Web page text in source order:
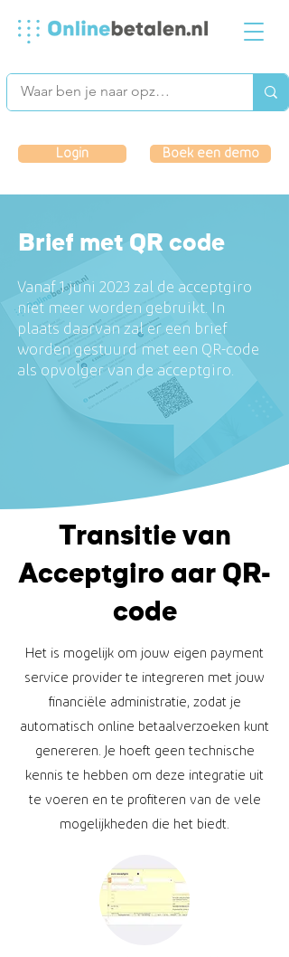
Login Boek een demo
Brief met QR code
Vanaf 1 juni 2023 zal de acceptgiro
niet meer worden gebruikt. In
plaats daarvan zal er een brief
worden gestuurd met een QR-code
als opvolger van de acceptgiro.
Transitie van
Acceptgiro aar QR-
code
Het is mogelijk om jouw eigen payment
service provider te integreren met jouw
financiële administratie, zodat je
automatisch online betaalverzoeken kunt
genereren. Je hoeft geen technische
kennis te hebben om deze integratie uit
te voeren en te profiteren van de vele
mogelijkheden die het biedt.